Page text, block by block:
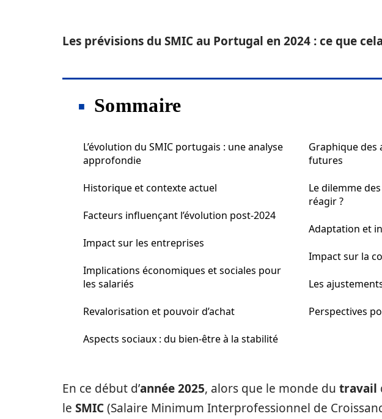
Les prévisions du SMIC au Portugal en 2024 : ce que
Sommaire
L’évolution du SMIC portugais : une analyse
approfondie
Historique et contexte actuel
Facteurs influençant l’évolution post-2024
Impact sur les entreprises
Implications économiques et sociales pour
les salariés
Revalorisation et pouvoir d’achat
Aspects sociaux : du bien-être à la stabilité
Graphique des
futures
Le dilemme
réagir ?
Adaptation et
Impact sur la
Les
Perspectives
En ce début d’année 2025, alors que le monde du travail
le SMIC(Salaire Minimum Interprofessionnel de